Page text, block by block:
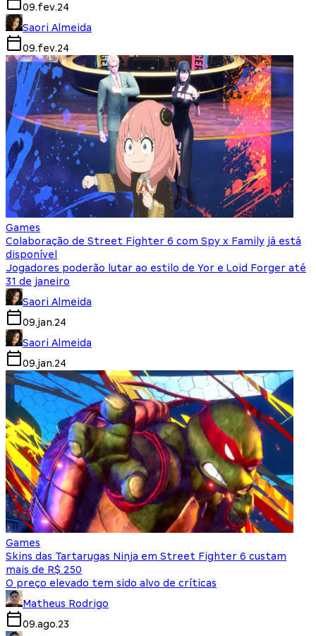
09.fev.24
Saori Almeida
09.fev.24
Games
Colaboração de Street Fighter 6 com Spy x Family já está
disponível
Jogadores poderão lutar ao estilo de Yor e Loid Forger até
31 de janeiro
Saori Almeida
09.jan.24
Saori Almeida
09.jan.24
Games
Skins das Tartarugas Ninja em Street Fighter 6 custam
mais de R$ 250
O preço elevado tem sido alvo de críticas
Matheus Rodrigo
09.ago.23